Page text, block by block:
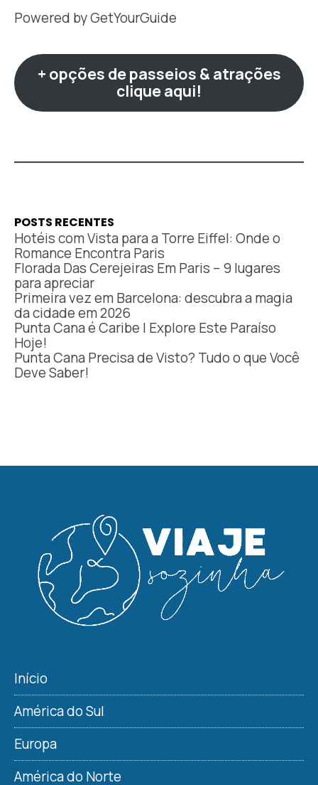
Powered byGetYourGuide
+ opções de passeios & atrações
clique aqui!
POSTS RECENTES
Hotéis com Vista para a Torre Eiffel: Onde o
Romance Encontra Paris
Florada Das Cerejeiras Em Paris – 9 lugares
para apreciar
Primeira vez em Barcelona: descubra a magia
da cidade em 2026
Punta Cana é Caribe | Explore Este Paraíso
Hoje!
Punta Cana Precisa de Visto? Tudo o que Você
Deve Saber!
Início
América do Sul
Europa
América do Norte